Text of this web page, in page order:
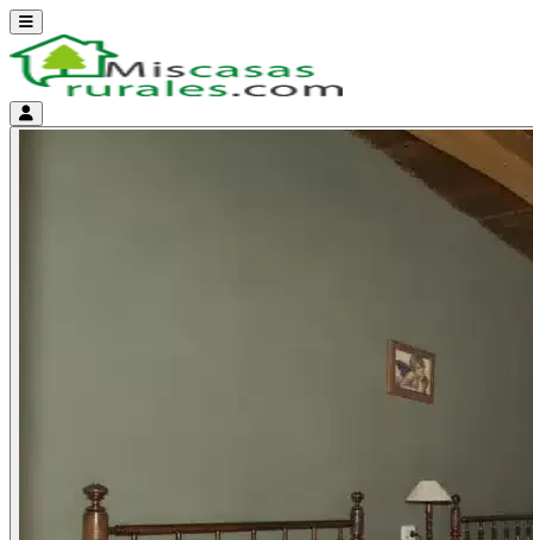
Abrir menú
Menú de cuenta